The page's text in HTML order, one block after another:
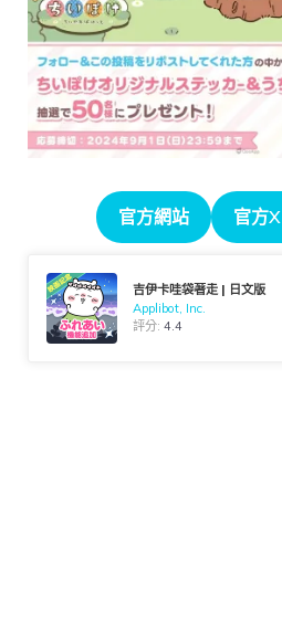
官方網站 官方
吉伊卡哇袋著走 | 日文版
Applibot, Inc.
評分:4.4